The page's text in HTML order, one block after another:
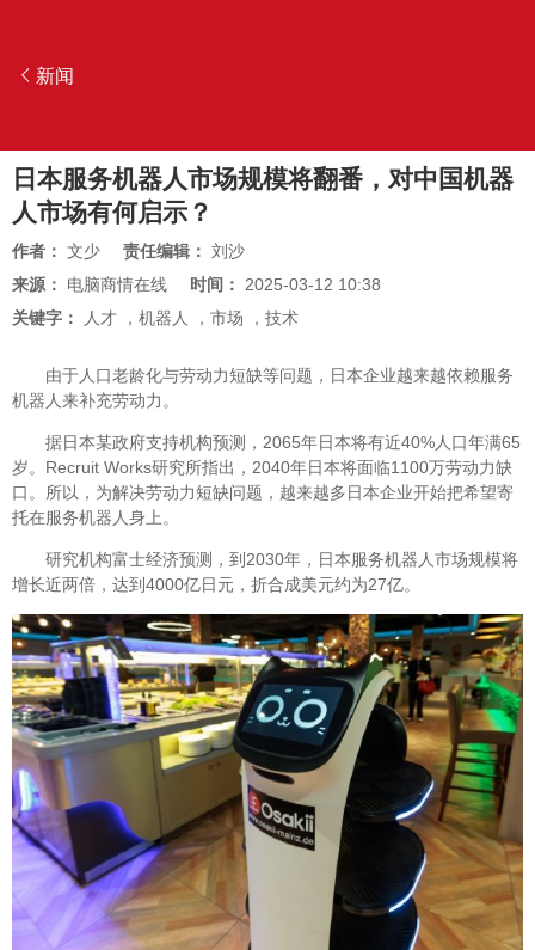
新闻
日本服务机器人市场规模将翻番，对中国机器
人市场有何启示？
作者： 文少 责任编辑： 刘沙
来源： 电脑商情在线 时间： 2025-03-12 10:38
关键字：
人才 ， 机器人 ， 市场 ， 技术
由于人口老龄化与劳动力短缺等问题，日本企业越来越依赖服务
机器人来补充劳动力。
据日本某政府支持机构预测，2065年日本将有近40%人口年满65
岁。Recruit Works研究所指出，2040年日本将面临1100万劳动力缺
口。所以，为解决劳动力短缺问题，越来越多日本企业开始把希望寄
托在服务机器人身上。
研究机构富士经济预测，到2030年，日本服务机器人市场规模将
增长近两倍，达到4000亿日元，折合成美元约为27亿。